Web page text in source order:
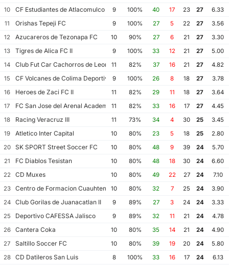
10
CF Estudiantes de Atlacomulco 9 100% 40 17 23 27
6.33
11
Orishas Tepeji FC 9 100% 27 5 22 27
3.56
12
Azucareros de Tezonapa FC 10 90% 27 6 21 27
3.30
13
Tigres de Alica FC II 9 100% 33 12 21 27
5.00
14
Club Fut Car Cachorros de Leon 11 82% 37 16 21 27
4.82
15
CF Volcanes de Colima Deportivo Tala
9 100% 26 8 18 27
3.78
16
Heroes de Zaci FC II 11 82% 29 11 18 27
3.64
17
FC San Jose del Arenal Academia America Leyendas
11 82% 33 16 17 27
4.45
18
Racing Veracruz III 11 73% 34 4 30 25
3.45
19
Atletico Inter Capital 10 80% 23 5 18 25
2.80
20
SK SPORT Street Soccer FC 10 80% 48 9 39 24
5.70
21
FC Diablos Tesistan 10 80% 48 18 30 24
6.60
22
CD Muxes 10 80% 49 22 27 24
7.10
23
Centro de Formacion Cuauhtemoc Blanco
10 80% 32 7 25 24
3.90
24
Club Gorilas de Juanacatlan II 9 89% 27 3 24 24
3.33
25
Deportivo CAFESSA Jalisco 9 89% 32 11 21 24
4.78
26
Cantera Coka 10 80% 35 14 21 24
4.90
27
Saltillo Soccer FC 10 80% 39 19 20 24
5.80
28
CD Datileros San Luis 8 100% 33 16 17 24
6.13